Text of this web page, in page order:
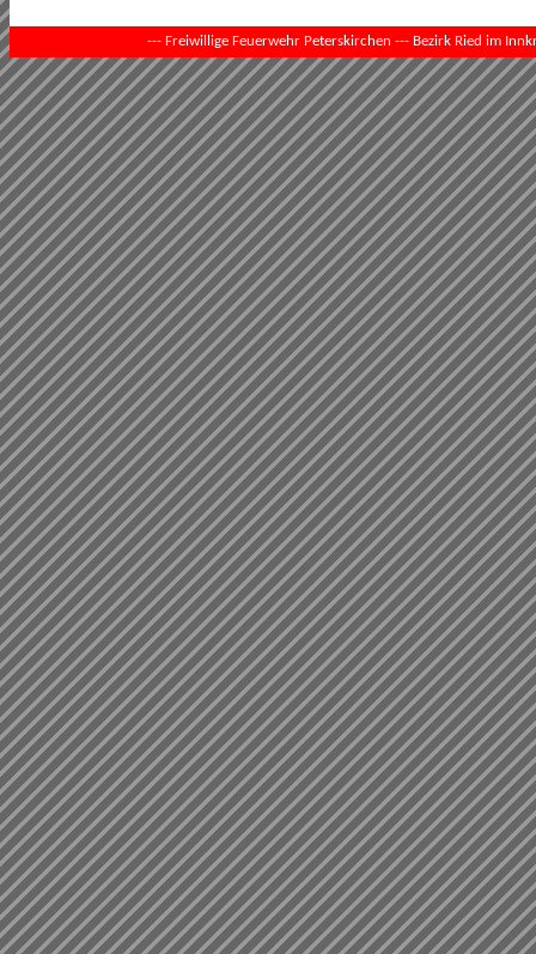
--- Freiwillige Feuerwehr Peterskirchen --- Bezirk Ried im